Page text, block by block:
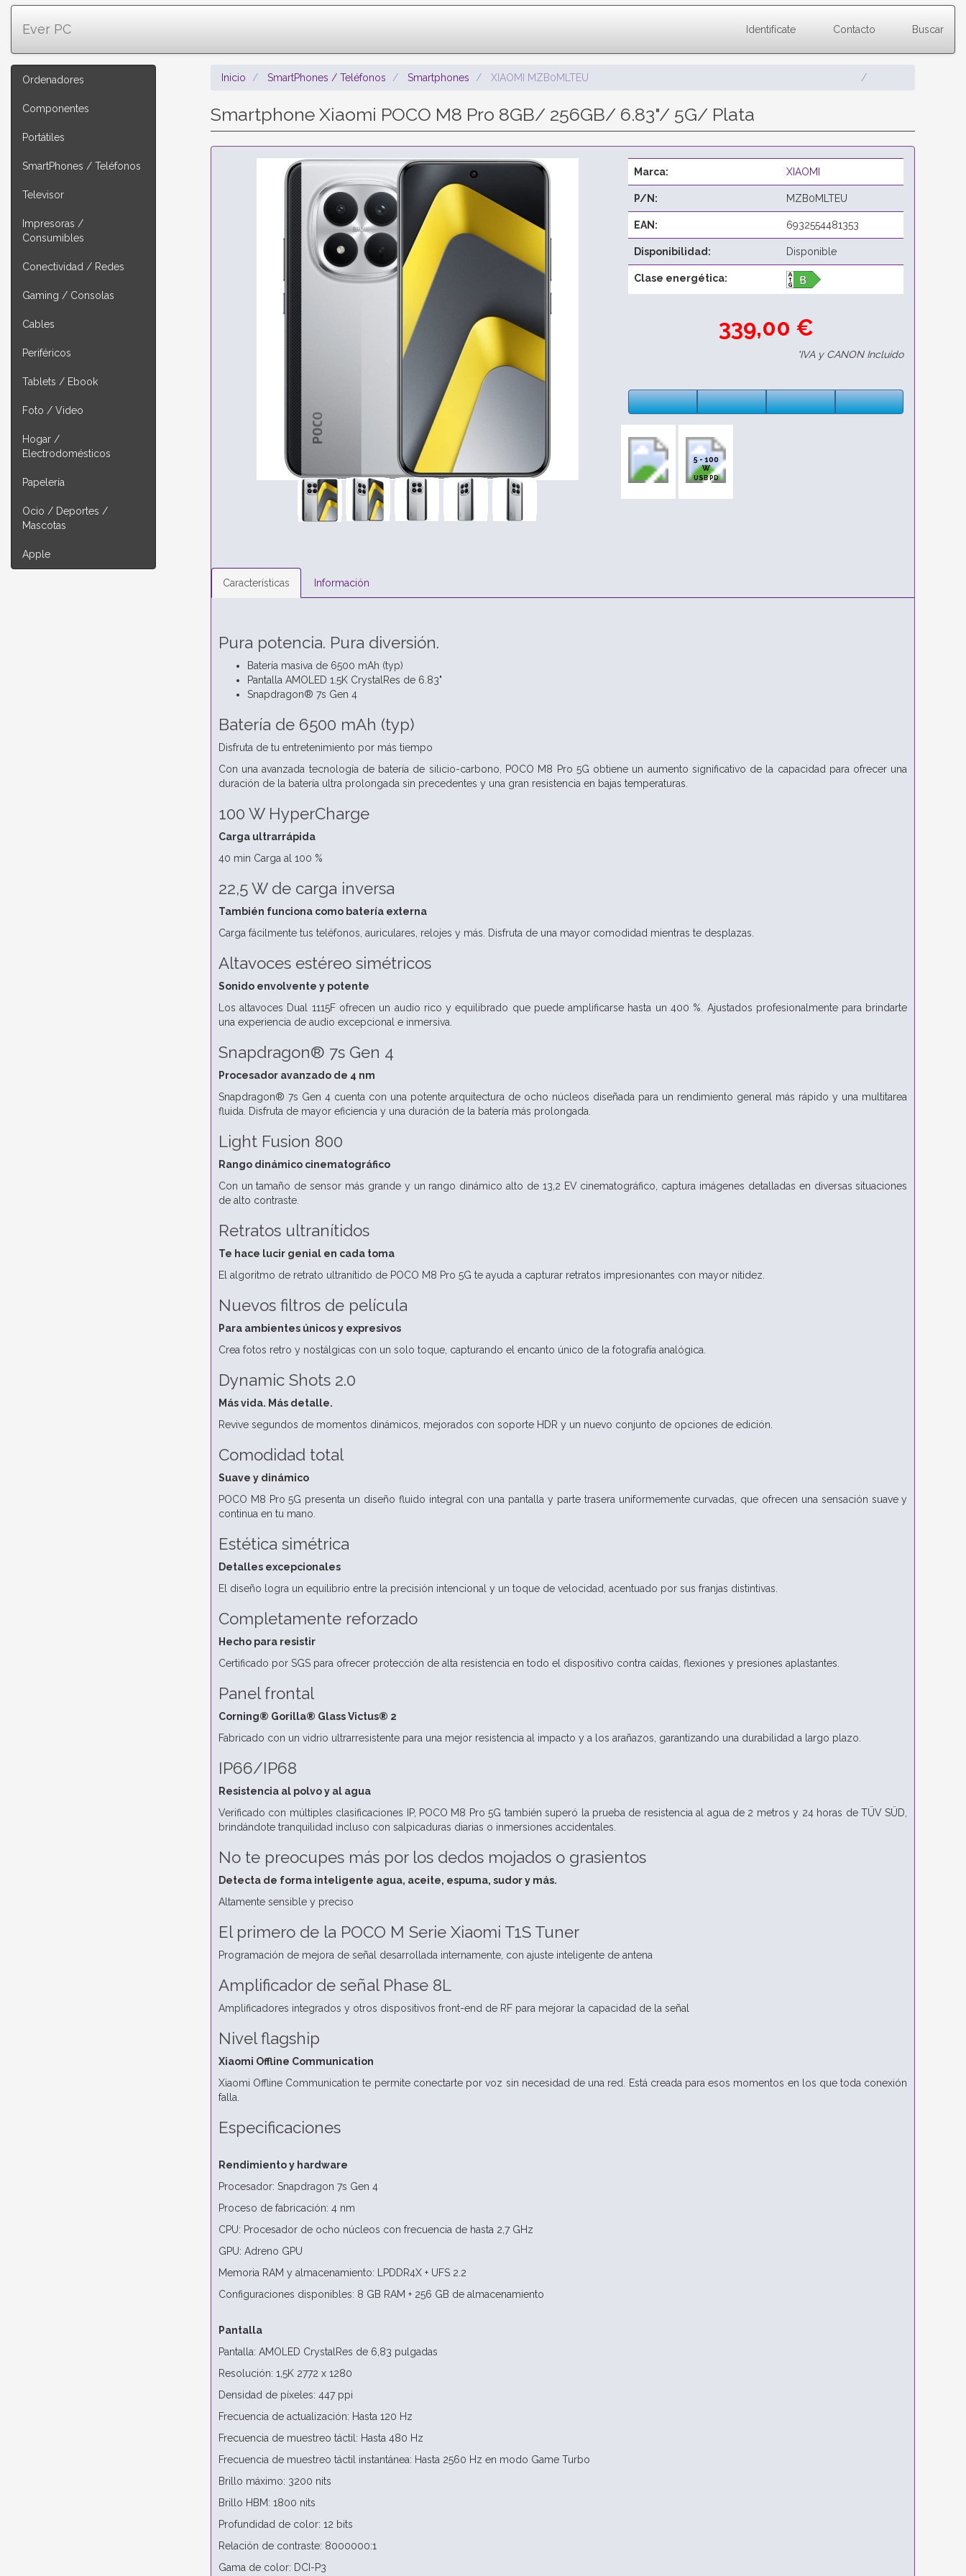
Ever PC Identifícate Contacto Buscar
Ordenadores
Componentes
Portátiles
SmartPhones / Teléfonos
Televisor
Impresoras /
Consumibles
Conectividad / Redes
Gaming / Consolas
Cables
Periféricos
Tablets / Ebook
Foto / Video
Hogar /
Electrodomésticos
Papelería
Ocio / Deportes /
Mascotas
Apple
Inicio SmartPhones / Teléfonos Smartphones XIAOMI MZB0MLTEU
Smartphone Xiaomi POCO M8 Pro 8GB/ 256GB/ 6.83"/ 5G/ Plata
Marca: XIAOMI
P/N: MZB0MLTEU
EAN: 6932554481353
Disponibilidad: Disponible
Clase energética:
339,00 €
*IVA y CANON Incluido
5 - 100
W
USB PD
Características Información
Pura potencia. Pura diversión.
Batería masiva de 6500 mAh (typ)
Pantalla AMOLED 1.5K CrystalRes de 6.83"
Snapdragon® 7s Gen 4
Batería de 6500 mAh (typ)
Disfruta de tu entretenimiento por más tiempo
Con una avanzada tecnología de batería de silicio-carbono, POCO M8 Pro 5G obtiene un aumento significativo de la capacidad para ofrecer una
duración de la batería ultra prolongada sin precedentes y una gran resistencia en bajas temperaturas.
100 W HyperCharge
Carga ultrarrápida
40 min Carga al 100 %
22,5 W de carga inversa
También funciona como batería externa
Carga fácilmente tus teléfonos, auriculares, relojes y más. Disfruta de una mayor comodidad mientras te desplazas.
Altavoces estéreo simétricos
Sonido envolvente y potente
Los altavoces Dual 1115F ofrecen un audio rico y equilibrado que puede amplificarse hasta un 400 %. Ajustados profesionalmente para brindarte
una experiencia de audio excepcional e inmersiva.
Snapdragon® 7s Gen 4
Procesador avanzado de 4 nm
Snapdragon® 7s Gen 4 cuenta con una potente arquitectura de ocho núcleos diseñada para un rendimiento general más rápido y una multitarea
fluida. Disfruta de mayor eficiencia y una duración de la batería más prolongada.
Light Fusion 800
Rango dinámico cinematográfico
Con un tamaño de sensor más grande y un rango dinámico alto de 13,2 EV cinematográfico, captura imágenes detalladas en diversas situaciones
de alto contraste.
Retratos ultranítidos
Te hace lucir genial en cada toma
El algoritmo de retrato ultranítido de POCO M8 Pro 5G te ayuda a capturar retratos impresionantes con mayor nitidez.
Nuevos filtros de película
Para ambientes únicos y expresivos
Crea fotos retro y nostálgicas con un solo toque, capturando el encanto único de la fotografía analógica.
Dynamic Shots 2.0
Más vida. Más detalle.
Revive segundos de momentos dinámicos, mejorados con soporte HDR y un nuevo conjunto de opciones de edición.
Comodidad total
Suave y dinámico
POCO M8 Pro 5G presenta un diseño fluido integral con una pantalla y parte trasera uniformemente curvadas, que ofrecen una sensación suave y
continua en tu mano.
Estética simétrica
Detalles excepcionales
El diseño logra un equilibrio entre la precisión intencional y un toque de velocidad, acentuado por sus franjas distintivas.
Completamente reforzado
Hecho para resistir
Certificado por SGS para ofrecer protección de alta resistencia en todo el dispositivo contra caídas, flexiones y presiones aplastantes.
Panel frontal
Corning® Gorilla® Glass Victus® 2
Fabricado con un vidrio ultrarresistente para una mejor resistencia al impacto y a los arañazos, garantizando una durabilidad a largo plazo.
IP66/IP68
Resistencia al polvo y al agua
Verificado con múltiples clasificaciones IP, POCO M8 Pro 5G también superó la prueba de resistencia al agua de 2 metros y 24 horas de TÜV SÜD,
brindándote tranquilidad incluso con salpicaduras diarias o inmersiones accidentales.
No te preocupes más por los dedos mojados o grasientos
Detecta de forma inteligente agua, aceite, espuma, sudor y más.
Altamente sensible y preciso
El primero de la POCO M Serie Xiaomi T1S Tuner
Programación de mejora de señal desarrollada internamente, con ajuste inteligente de antena
Amplificador de señal Phase 8L
Amplificadores integrados y otros dispositivos front-end de RF para mejorar la capacidad de la señal
Nivel flagship
Xiaomi Offline Communication
Xiaomi Offline Communication te permite conectarte por voz sin necesidad de una red. Está creada para esos momentos en los que toda conexión
falla.
Especificaciones
Rendimiento y hardware
Procesador: Snapdragon 7s Gen 4
Proceso de fabricación: 4 nm
CPU: Procesador de ocho núcleos con frecuencia de hasta 2,7 GHz
GPU: Adreno GPU
Memoria RAM y almacenamiento: LPDDR4X + UFS 2.2
Configuraciones disponibles: 8 GB RAM + 256 GB de almacenamiento
Pantalla
Pantalla: AMOLED CrystalRes de 6,83 pulgadas
Resolución: 1,5K 2772 x 1280
Densidad de píxeles: 447 ppi
Frecuencia de actualización: Hasta 120 Hz
Frecuencia de muestreo táctil: Hasta 480 Hz
Frecuencia de muestreo táctil instantánea: Hasta 2560 Hz en modo Game Turbo
Brillo máximo: 3200 nits
Brillo HBM: 1800 nits
Profundidad de color: 12 bits
Relación de contraste: 8000000:1
Gama de color: DCI-P3